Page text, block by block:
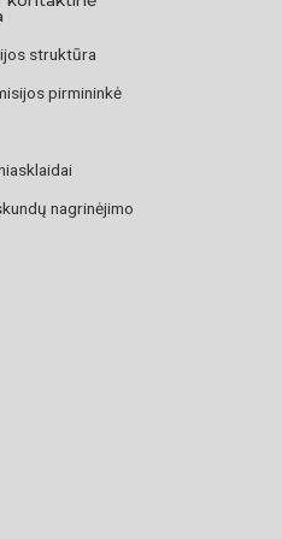
struktūra
pirmininkė
nagrinėjimo